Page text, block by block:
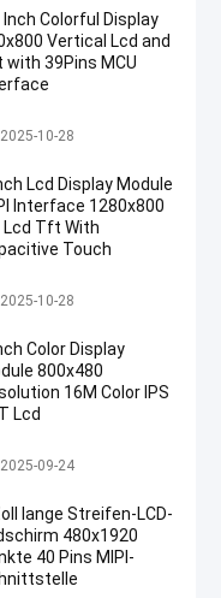
Inch Colorful Display
Vertical Lcd and
with 39Pins MCU
LCD-Display
2025-10-28
Lcd Display Module
Interface 1280x800
Lcd Tft With
Touch
LCD-Display
2025-10-28
Color Display
800x480
16M Color IPS
Lcd
LCD-Display
2025-09-24
lange Streifen-LCD-
480x1920
40 Pins MIPI-